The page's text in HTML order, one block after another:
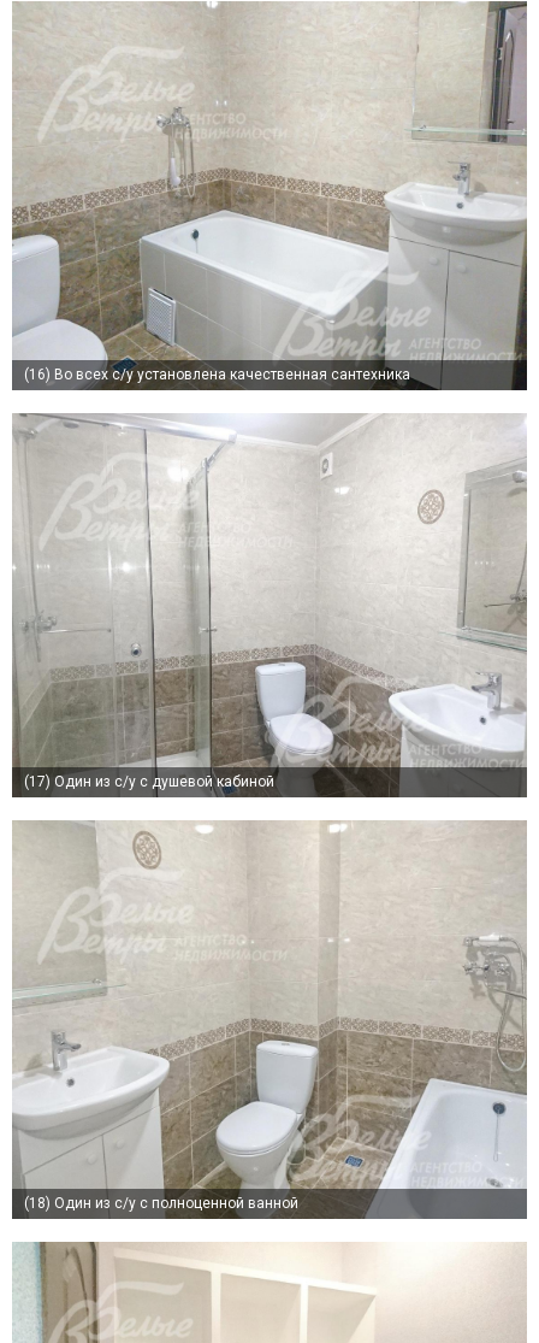
(16) Во всех с/у установлена качественная сантехника
(17) Один из с/у с душевой кабиной
(18) Один из с/у с полноценной ванной